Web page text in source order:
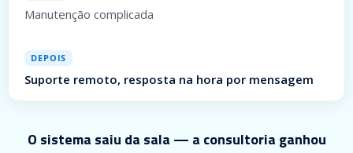
Manutenção complicada
DEPOIS
Suporte remoto, resposta na hora por mensagem
O sistema saiu da sala — a consultoria ganhou